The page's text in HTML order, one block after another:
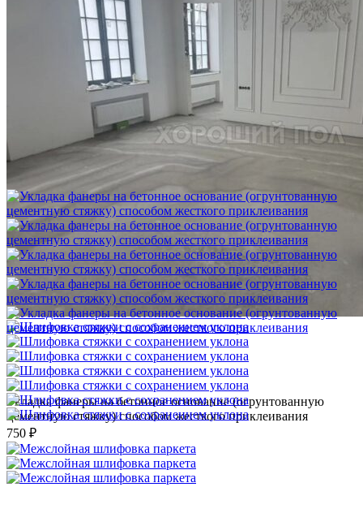
Шлифовка стяжки с сохранением уклона
1 500 ₽
Укладка фанеры на бетонное основание (огрунтованную
цементную стяжку) способом жесткого приклеивания
750 ₽